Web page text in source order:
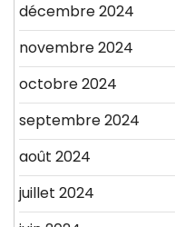
décembre 2024
novembre 2024
octobre 2024
septembre 2024
août 2024
juillet 2024